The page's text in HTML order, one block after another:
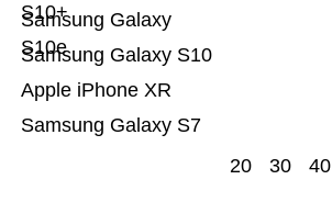
Samsung Galaxy S7
Apple iPhone XR
Samsung Galaxy S10
Samsung Galaxy
S10e
S10+
20 30 40